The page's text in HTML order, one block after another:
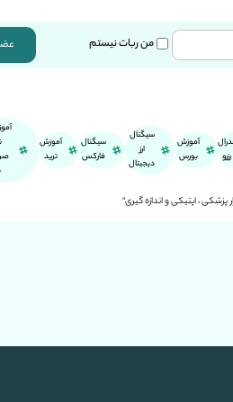
من ربات نیستم
رزرو
آموزش
بورس
سیگنال
ارز
دیجیتال
سیگنال
فارکس
آموزش
ترید
، اپتیکی و اندازه گیری"